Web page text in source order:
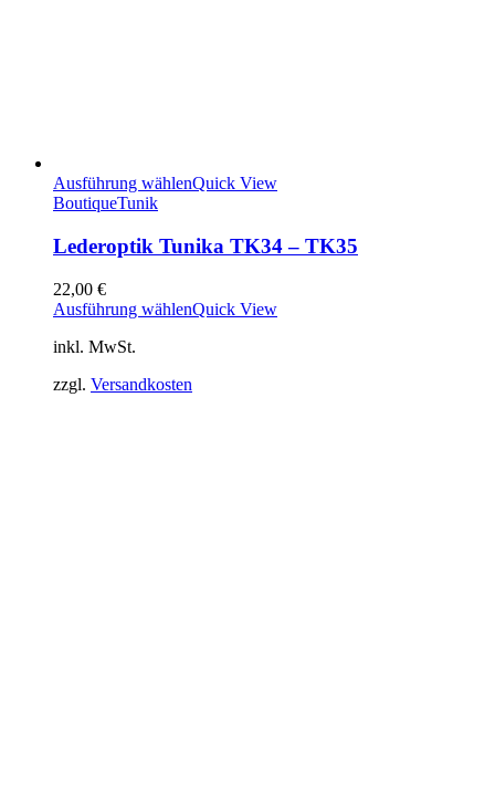
Ausführung wählenQuick View
BoutiqueTunik
Lederoptik Tunika TK34 – TK35
22,00 €
Ausführung wählenQuick View
inkl. MwSt.
zzgl. Versandkosten